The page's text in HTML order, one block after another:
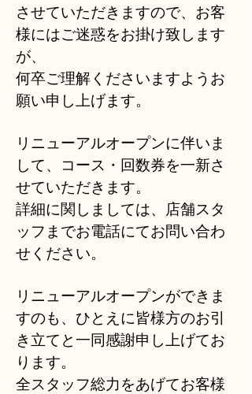
させていただきますので、お客
様にはご迷惑をお掛け致します
が、
何卒ご理解くださいますようお
願い申し上げます。
リニューアルオープンに伴いま
して、コース・回数券を一新さ
せていただきます。
詳細に関しましては、店舗スタ
ッフまでお電話にてお問い合わ
せください。
リニューアルオープンができま
すのも、ひとえに皆様方のお引
き立てと一同感謝申し上げてお
ります。
全スタッフ総力をあげてお客様